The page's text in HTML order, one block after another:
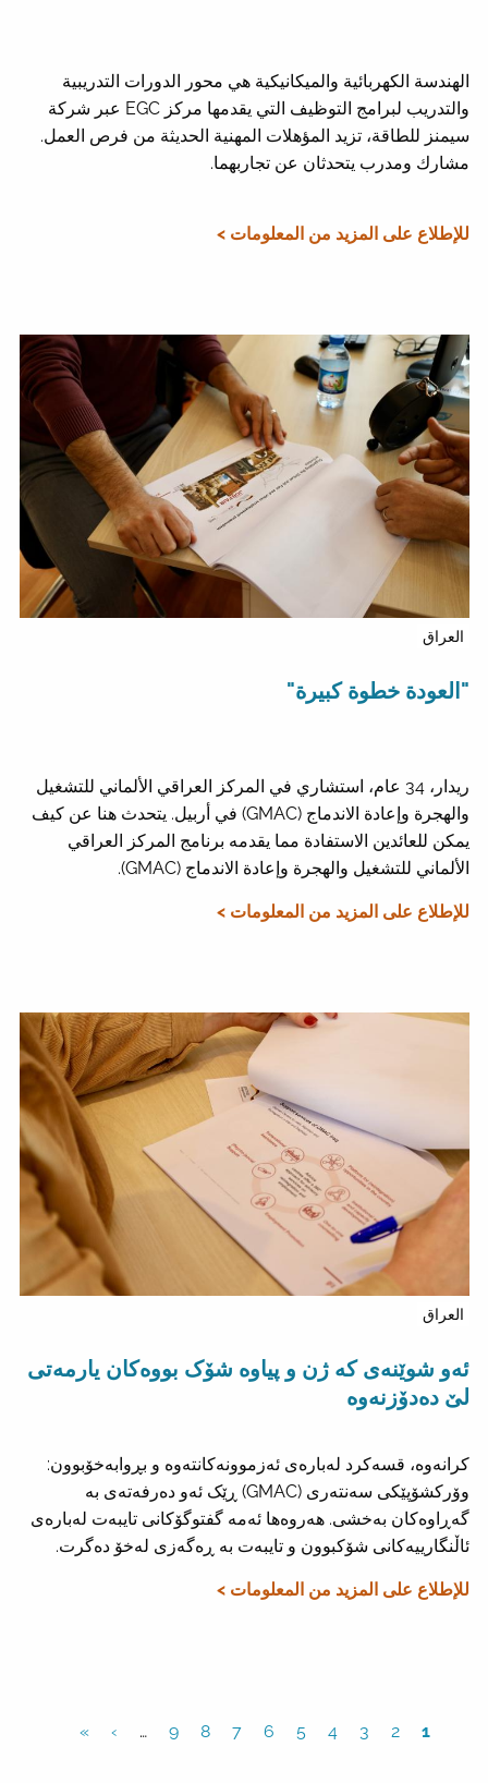
الهندسة الكهربائية والميكانيكية هي محور الدورات التدريبية
والتدريب لبرامج التوظيف التي يقدمها مركز EGC عبر شركة
سيمنز للطاقة، تزيد المؤهلات المهنية الحديثة من فرص العمل.
مشارك ومدرب يتحدثان عن تجاربهما.
للإطلاع على المزيد من المعلومات >
العراق
"العودة خطوة كبيرة"
ريدار، 34 عام، استشاري في المركز العراقي الألماني للتشغيل
والهجرة وإعادة الاندماج (GMAC) في أربيل. يتحدث هنا عن كيف
يمكن للعائدين الاستفادة مما يقدمه برنامج المركز العراقي
الألماني للتشغيل والهجرة وإعادة الاندماج (GMAC).
للإطلاع على المزيد من المعلومات >
العراق
ئەو شوێنەی کە ژن و پیاوە شۆک بووەکان یارمەتی
لێ دەدۆزنەوە
کرانەوە، قسەکرد لەبارەی ئەزموونەکانتەوە و بڕوابەخۆبوون:
وۆرکشۆپێکی سەنتەری (GMAC) ڕێک ئەو دەرفەتەی بە
گەڕاوەکان بەخشی. هەروەها ئەمە گفتوگۆکانی تایبەت لەبارەی
ئاڵنگارییەکانی شۆکبوون و تایبەت بە ڕەگەزی لەخۆ دەگرت.
للإطلاع على المزيد من المعلومات >
1
2
3
4
5
6
7
8
9
…
›
»